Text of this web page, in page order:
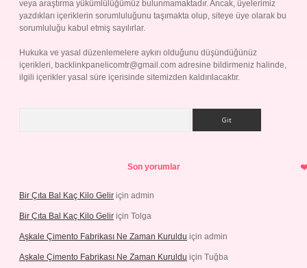
veya araştırma yükümlülüğümüz bulunmamaktadır. Ancak, üyelerimiz
yazdıkları içeriklerin sorumluluğunu taşımakta olup, siteye üye olarak bu
sorumluluğu kabul etmiş sayılırlar.
Hukuka ve yasal düzenlemelere aykırı olduğunu düşündüğünüz
içerikleri, backlinkpanelicomtr@gmail.com adresine bildirmeniz halinde,
ilgili içerikler yasal süre içerisinde sitemizden kaldırılacaktır.
Son yorumlar
Bir Çıta Bal Kaç Kilo Gelir için admin
Bir Çıta Bal Kaç Kilo Gelir için Tolga
Aşkale Çimento Fabrikası Ne Zaman Kuruldu için admin
Aşkale Çimento Fabrikası Ne Zaman Kuruldu için Tuğba